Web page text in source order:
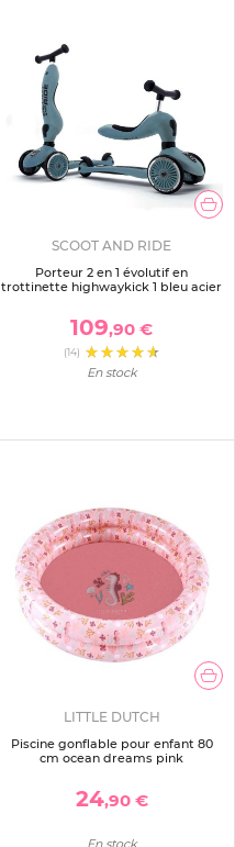
SCOOT AND RIDE
Porteur 2 en 1 évolutif en
trottinette highwaykick 1 bleu acier
109,90 €
(14)
En stock
LITTLE DUTCH
Piscine gonflable pour enfant 80
cm ocean dreams pink
24,90 €